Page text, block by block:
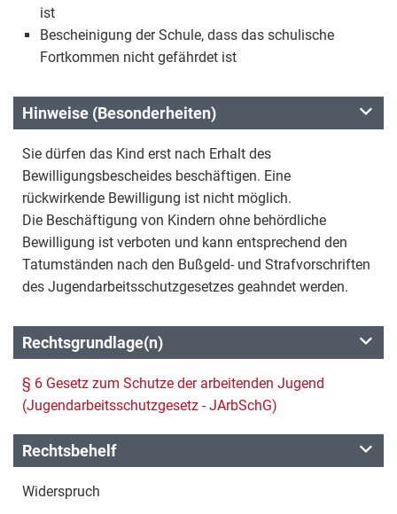
ist
Bescheinigung der Schule, dass das schulische
Fortkommen nicht gefährdet ist
Hinweise (Besonderheiten)
Sie dürfen das Kind erst nach Erhalt des
Bewilligungsbescheides beschäftigen. Eine
rückwirkende Bewilligung ist nicht möglich.
Die Beschäftigung von Kindern ohne behördliche
Bewilligung ist verboten und kann entsprechend den
Tatumständen nach den Bußgeld- und Strafvorschriften
des Jugendarbeitsschutzgesetzes geahndet werden.
Rechtsgrundlage(n)
§ 6 Gesetz zum Schutze der arbeitenden Jugend
(Jugendarbeitsschutzgesetz - JArbSchG)
Rechtsbehelf
Widerspruch